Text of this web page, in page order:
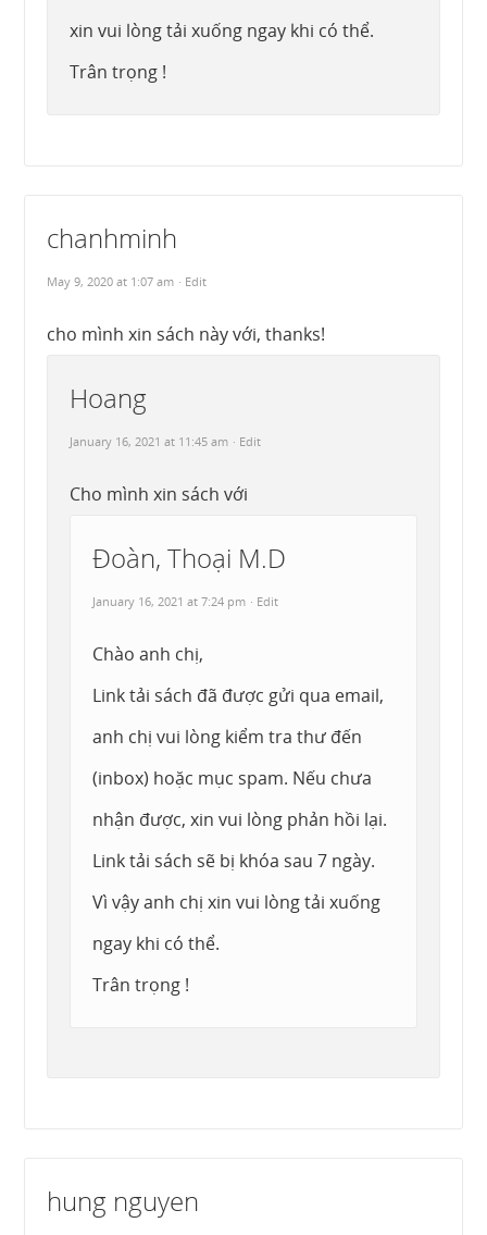
xin vui lòng tải xuống ngay khi có thể.
Trân trọng !
chanhminh
May 9, 2020 at 1:07 am · Edit
cho mình xin sách này với, thanks!
Hoang
January 16, 2021 at 11:45 am · Edit
Cho mình xin sách với
Đoàn, Thoại M.D
January 16, 2021 at 7:24 pm · Edit
Chào anh chị,
Link tải sách đã được gửi qua email,
anh chị vui lòng kiểm tra thư đến
(inbox) hoặc mục spam. Nếu chưa
nhận được, xin vui lòng phản hồi lại.
Link tải sách sẽ bị khóa sau 7 ngày.
Vì vậy anh chị xin vui lòng tải xuống
ngay khi có thể.
Trân trọng !
hung nguyen